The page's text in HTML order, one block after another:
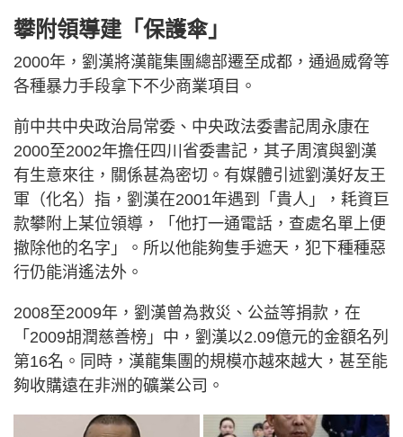
攀附領導建「保護傘」
2000年，劉漢將漢龍集團總部遷至成都，通過威脅等
各種暴力手段拿下不少商業項目。
前中共中央政治局常委、中央政法委書記周永康在
2000至2002年擔任四川省委書記，其子周濱與劉漢
有生意來往，關係甚為密切。有媒體引述劉漢好友王
軍（化名）指，劉漢在2001年遇到「貴人」，耗資巨
款攀附上某位領導，「他打一通電話，查處名單上便
撤除他的名字」。所以他能夠隻手遮天，犯下種種惡
行仍能消遙法外。
2008至2009年，劉漢曾為救災、公益等捐款，在
「2009胡潤慈善榜」中，劉漢以2.09億元的金額名列
第16名。同時，漢龍集團的規模亦越來越大，甚至能
夠收購遠在非洲的礦業公司。